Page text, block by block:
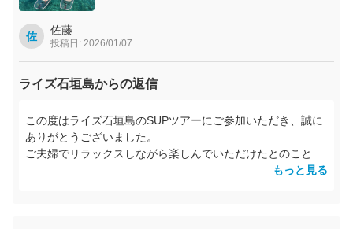
ております！
この度は本当にありがとうございました。
佐 佐藤
投稿日: 2026/01/07
ライズ石垣島からの返信
この度はライズ石垣島のSUPツアーにご参加いただき、誠に
ありがとうございました。
ご夫婦でリラックスしながら楽しんでいただけたとのこと、
もっと見る